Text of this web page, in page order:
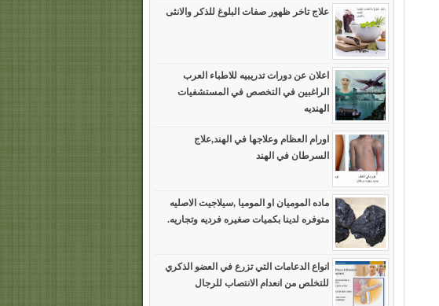
علاج تاخر ظهور صفات البلوغ للذكر والانثى
اعلان عن دورات تدريبيه للاطباء العرب
الراغبين في التخصص في المستشفيات
الهنديه
اورام العظام وعلاجها في الهند,علاج
السرطان في الهند
ماده الموميان او الموميا ,سيلاجيت الاصليه
متوفره لدينا بكميات صغيره فرديه وتجاريه.
انواع الدعامات التي تزرع في العضو الذكري
للتخلص من انعدام الانتصاب للرجال